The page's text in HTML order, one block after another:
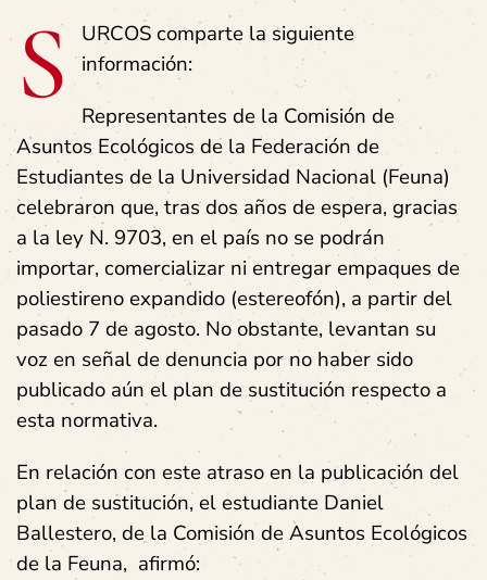
S
URCOS comparte la siguiente
información:
Representantes de la Comisión de
Asuntos Ecológicos de la Federación de
Estudiantes de la Universidad Nacional (Feuna)
celebraron que, tras dos años de espera, gracias
a la ley N. 9703, en el país no se podrán
importar, comercializar ni entregar empaques de
poliestireno expandido (estereofón), a partir del
pasado 7 de agosto. No obstante, levantan su
voz en señal de denuncia por no haber sido
publicado aún el plan de sustitución respecto a
esta normativa.
En relación con este atraso en la publicación del
plan de sustitución, el estudiante Daniel
Ballestero, de la Comisión de Asuntos Ecológicos
de la Feuna, afirmó: